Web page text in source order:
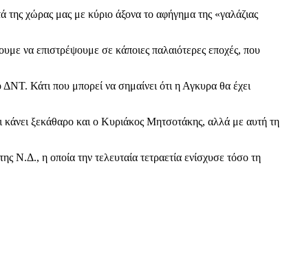
χώρας μας με κύριο άξονα το αφήγημα της «γαλάζιας
να επιστρέψουμε σε κάποιες παλαιότερες εποχές, που
Κάτι που μπορεί να σημαίνει ότι η Αγκυρα θα έχει
ξεκάθαρο και ο Κυριάκος Μητσοτάκης, αλλά με αυτή τη
Ν.Δ., η οποία την τελευταία τετραετία ενίσχυσε τόσο τη